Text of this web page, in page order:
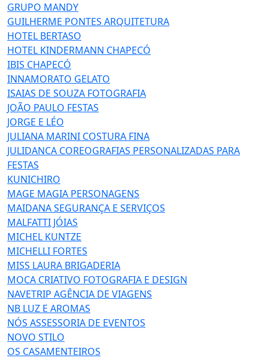
GRUPO MANDY
GUILHERME PONTES ARQUITETURA
HOTEL BERTASO
HOTEL KINDERMANN CHAPECÓ
IBIS CHAPECÓ
INNAMORATO GELATO
ISAIAS DE SOUZA FOTOGRAFIA
JOÃO PAULO FESTAS
JORGE E LÉO
JULIANA MARINI COSTURA FINA
JULIDANCA COREOGRAFIAS PERSONALIZADAS PARA
FESTAS
KUNICHIRO
MAGE MAGIA PERSONAGENS
MAIDANA SEGURANÇA E SERVIÇOS
MALFATTI JÓIAS
MICHEL KUNTZE
MICHELLI FORTES
MISS LAURA BRIGADERIA
MOCA CRIATIVO FOTOGRAFIA E DESIGN
NAVETRIP AGÊNCIA DE VIAGENS
NB LUZ E AROMAS
NÓS ASSESSORIA DE EVENTOS
NOVO STILO
OS CASAMENTEIROS